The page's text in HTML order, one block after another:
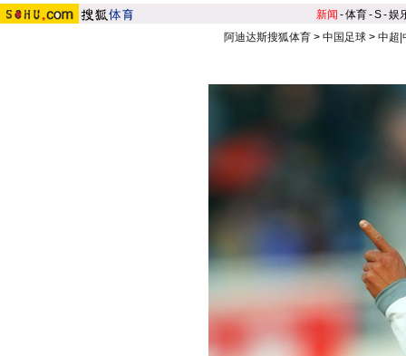
新闻 -体育-S-娱
阿迪达斯搜狐体育 > 中国足球 > 中超|